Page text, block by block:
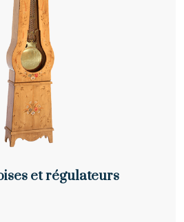
et régulateurs